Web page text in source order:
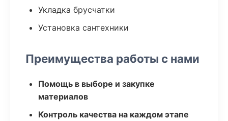
Укладка брусчатки
Установка сантехники
Преимущества работы с нами
Помощь в выборе и закупке
материалов
Контроль качества на каждом этапе